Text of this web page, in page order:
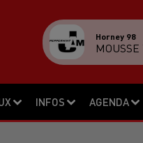
INFOS AGENDA
Horney 98
MOUSSE